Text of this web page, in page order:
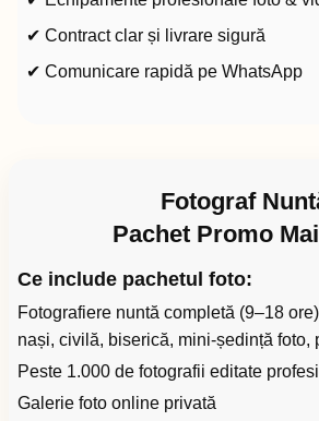
✔ Contract clar și livrare sigură
✔ Comunicare rapidă pe WhatsApp
Fotograf
Pachet Promo
Ce include pachetul foto:
Fotografiere nuntă completă (9–18
nași, civilă, biserică, mini-ședință foto,
Peste 1.000 de fotografii editate
Galerie foto online privată